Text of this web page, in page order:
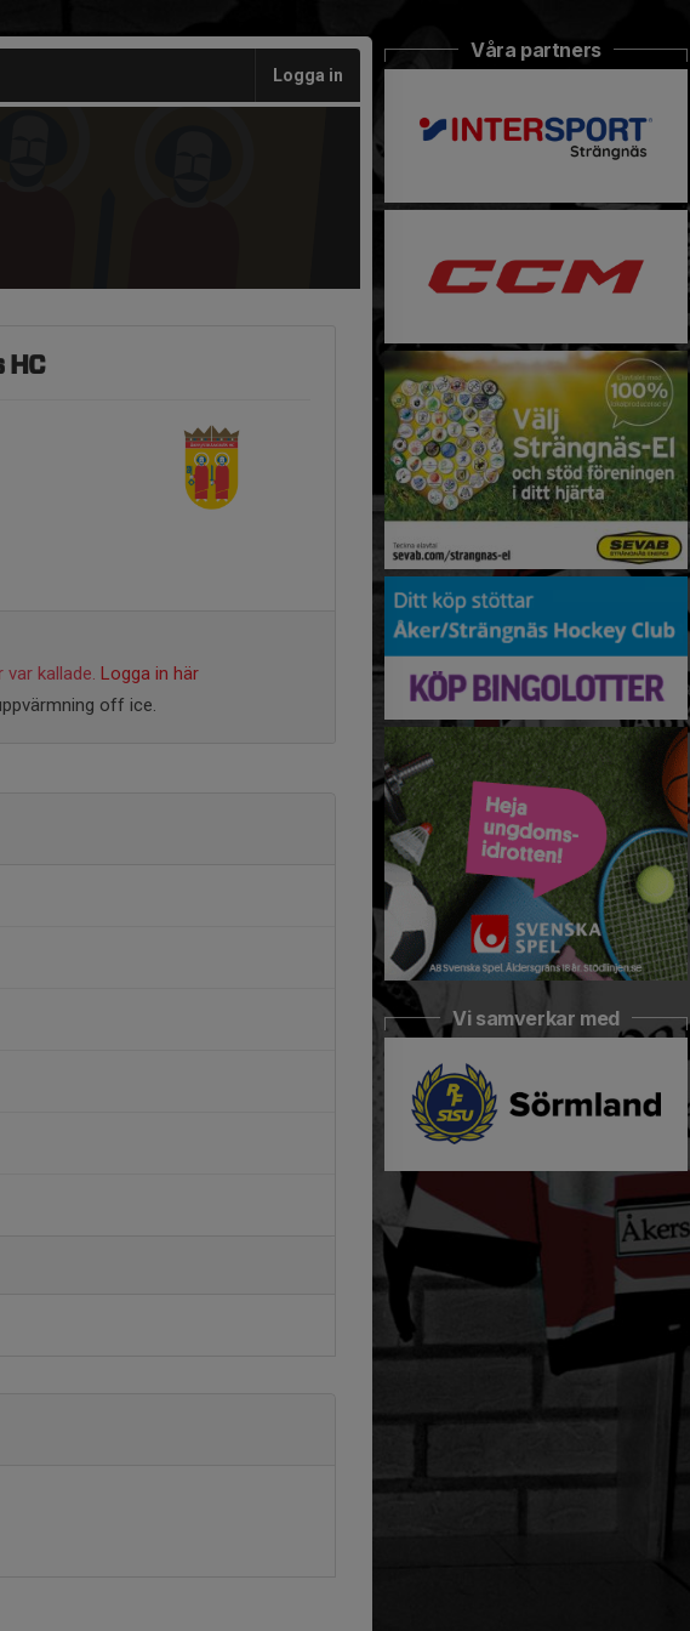
Logga in
HC
kallade. Logga in här
off ice.
Våra partners
Vi samverkar med